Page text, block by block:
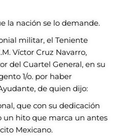
la nación se lo demande.
militar, el Teniente
Víctor Cruz Navarro,
del Cuartel General, en su
1/o. por haber
de quien dijo:
que con su dedicación
un hito que marca un antes
Mexicano.